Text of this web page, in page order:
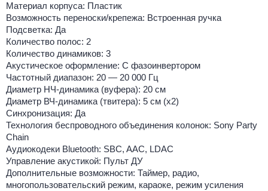
Материал корпуса: Пластик
Возможность переноски/крепежа: Встроенная ручка
Подсветка: Да
Количество полос: 2
Количество динамиков: 3
Акустическое оформление: С фазоинвертором
Частотный диапазон: 20 — 20 000 Гц
Диаметр НЧ-динамика (вуфера): 20 см
Диаметр ВЧ-динамика (твитера): 5 см (x2)
Синхронизация: Да
Технология беспроводного объединения колонок: Sony Party
Chain
Аудиокодеки Bluetooth: SBC, AAC, LDAC
Управление акустикой: Пульт ДУ
Дополнительные возможности: Таймер, радио,
многопользовательский режим, караоке, режим усиления